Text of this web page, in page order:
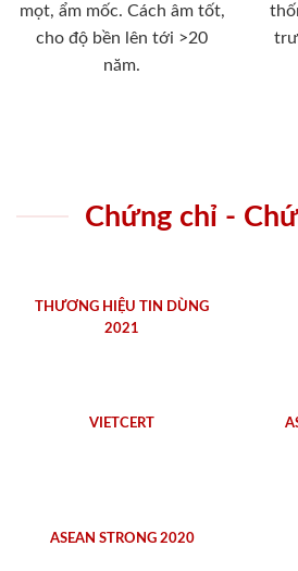
mọt, ẩm mốc. Cách âm tốt,
cho độ bền lên tới >20
năm.
Chứng chỉ -
THƯƠNG HIỆU TIN DÙNG
2021
VIETCERT
ASEAN STRONG 2020